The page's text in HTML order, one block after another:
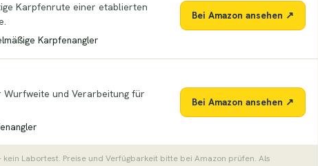
Karpfenrute einer etablierten
Karpfenangler
Bei Amazon ansehen ↗
Wurfweite und Verarbeitung für
Bei Amazon ansehen ↗
Labortest. Preise und Verfügbarkeit bitte bei Amazon prüfen. Als